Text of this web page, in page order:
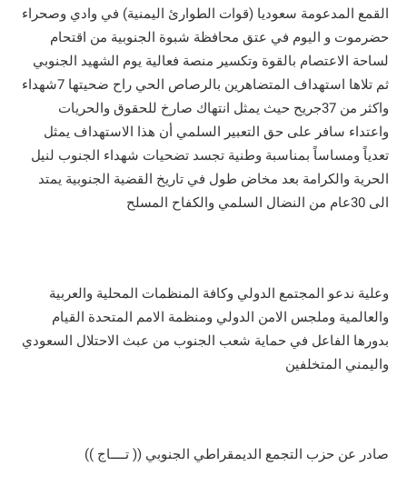
القمع المدعومة سعوديا (قوات الطوارئ اليمنية) في وادي وصحراء
حضرموت و اليوم في عتق محافظة شبوة الجنوبية من اقتحام
لساحة الاعتصام بالقوة وتكسير منصة فعالية يوم الشهيد الجنوبي
ثم تلاها استهداف المتضاهرين بالرصاص الحي راح ضحيتها 7شهداء
واكثر من 37جريح حيث يمثل انتهاك صارخ للحقوق والحريات
واعتداء سافر على حق التعبير السلمي أن هذا الاستهداف يمثل
تعدياً ومساساً بمناسبة وطنية تجسد تضحيات شهداء الجنوب لنيل
الحرية والكرامة بعد مخاض طول في تاريخ القضية الجنوبية يمتد
الى 30عام من النضال السلمي والكفاح المسلح
وعلية ندعو المجتمع الدولي وكافة المنظمات المحلية والعربية
والعالمية وملجس الامن الدولي ومنظمة الامم المتحدة القيام
بدورها الفاعل في حماية شعب الجنوب من عبث الاحتلال السعودي
واليمني المتخلفين
صادر عن حزب التجمع الديمقراطي الجنوبي (( تــــاج ))